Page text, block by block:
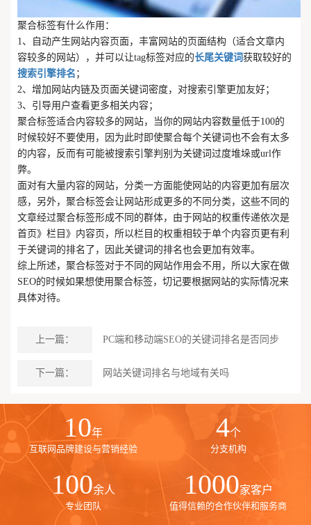
聚合标签有什么作用：
1、自动产生网站内容页面，丰富网站的页面结构（适合文章内
容较多的网站），并可以让tag标签对应的长尾关键词获取较好的
搜索引擎排名 ；
2、增加网站内链及页面关键词密度，对搜索引擎更加友好；
3、引导用户查看更多相关内容；
聚合标签适合内容较多的网站，当你的网站内容数量低于100的
时候较好不要使用，因为此时即使聚合每个关键词也不会有太多
的内容，反而有可能被搜索引擎判别为关键词过度堆垛或url作
弊。
面对有大量内容的网站，分类一方面能使网站的内容更加有层次
感，另外，聚合标签会让网站形成更多的不同分类，这些不同的
文章经过聚合标签形成不同的群体，由于网站的权重传递依次是
首页》栏目》内容页，所以栏目的权重相较于单个内容页更有利
于关键词的排名了，因此关键词的排名也会更加有效率。
综上所述，聚合标签对于不同的网站作用会不用，所以大家在做
SEO的时候如果想使用聚合标签，切记要根据网站的实际情况来
具体对待。
上一篇： PC端和移动端SEO的关键词排名是否同步
下一篇： 网站关键词排名与地域有关吗
10年
互联网品牌建设与营销经验
4个
分支机构
100余人
专业团队
1000家客户
值得信赖的合作伙伴和服务商